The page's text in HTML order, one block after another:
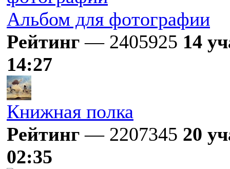
Альбом для фотографии
Рейтинг — 2405925 14
14:27
Книжная полка
Рейтинг — 2207345 20
02:35